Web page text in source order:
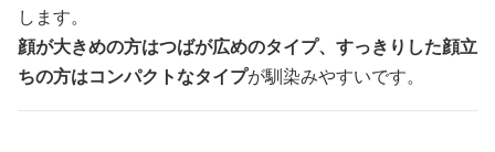
します。
顔が大きめの方はつばが広めのタイプ、すっきりした顔立
ちの方はコンパクトなタイプが馴染みやすいです。